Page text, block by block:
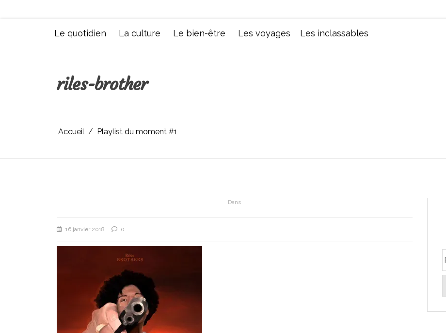
Le quotidien La culture Le bien-être Les voyages Les inclassables
riles-brother
Accueil Playlist du moment #1
Dans
16 janvier 2018 0